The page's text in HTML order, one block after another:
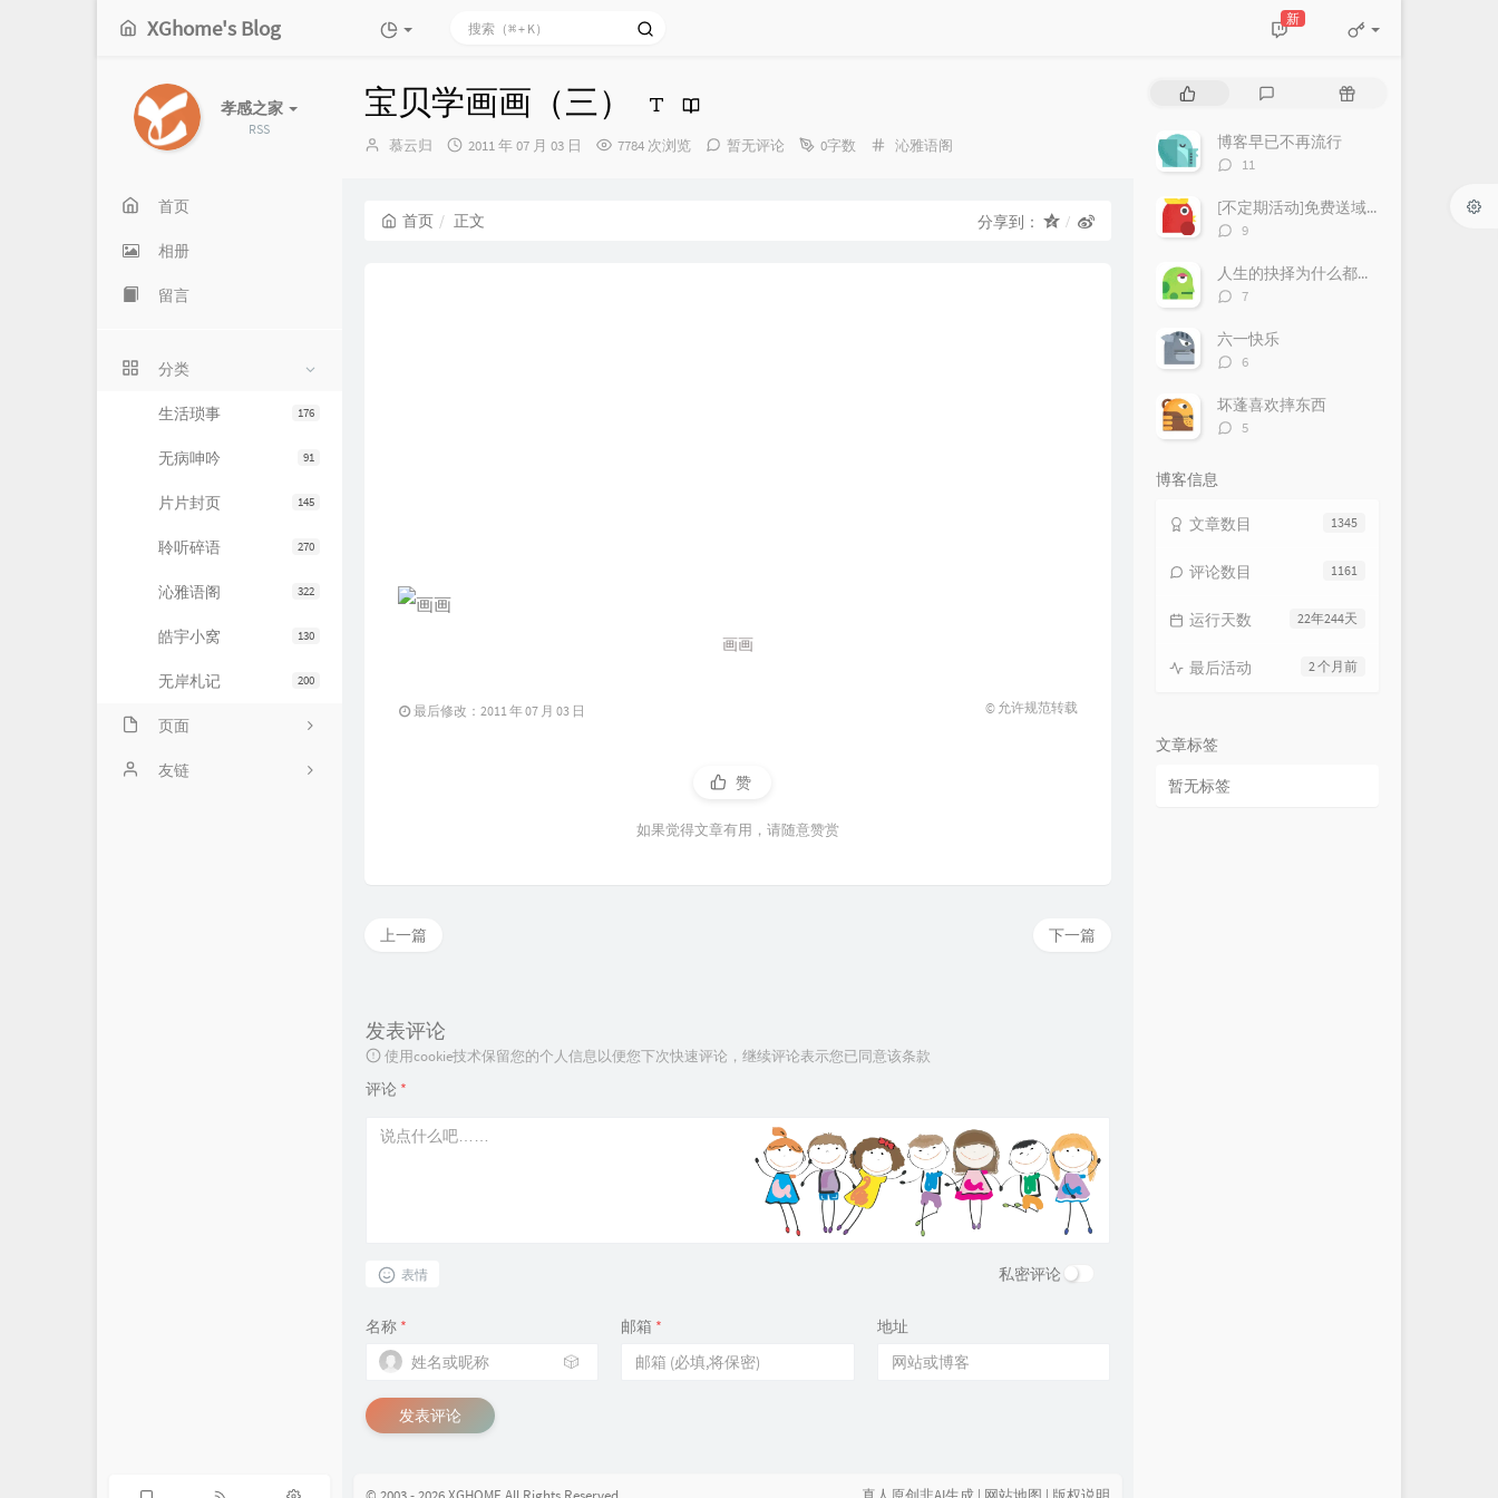
XGhome's Blog 新
孝感之家
RSS
首页
相册
留言
分类
176
生活琐事
91
无病呻吟
145
片片封页
270
聆听碎语
322
沁雅语阁
130
皓宇小窝
200
无岸札记
页面
友情链接
友链
宝贝学画画（三）
博
慕云归
发
2011 年 07 月 03 日 7784 次浏览 暂无评论 0字数
分
沁雅语阁
首页 正文 分享到：
画画
最后修改：2011 年 07 月 03 日 © 允许规范转载
赞
如果觉得文章有用，请随意赞赏
下一篇
上一篇
发表评论
使用cookie技术保留您的个人信息以便您下次快速评论，继续评论表示您已同意该条款
评论 *
表情 私密评论
名称 *
🎲
邮箱 * 地址
发表评论
章
评
随
博客早已不再流行
评
数：
11
[不定期活动]免费送域名或空间
评
数：
9
人生的抉择为什么都这么让人无奈？
评
数：
7
六一快乐
评
数：
6
坏蓬喜欢摔东西
评
5
博客信息
1345
文章数目
1161
评论数目
22年244天
运行天数
2 个月前
最后活动
文章标签
暂无标签